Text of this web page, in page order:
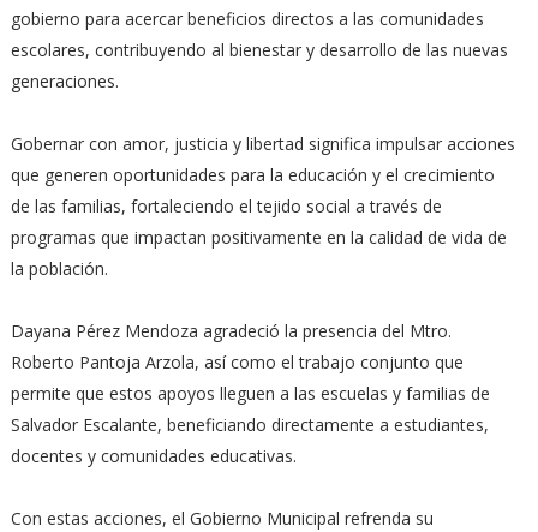
gobierno para acercar beneficios directos a las comunidades
escolares, contribuyendo al bienestar y desarrollo de las nuevas
generaciones.
Gobernar con amor, justicia y libertad significa impulsar acciones
que generen oportunidades para la educación y el crecimiento
de las familias, fortaleciendo el tejido social a través de
programas que impactan positivamente en la calidad de vida de
la población.
Dayana Pérez Mendoza agradeció la presencia del Mtro.
Roberto Pantoja Arzola, así como el trabajo conjunto que
permite que estos apoyos lleguen a las escuelas y familias de
Salvador Escalante, beneficiando directamente a estudiantes,
docentes y comunidades educativas.
Con estas acciones, el Gobierno Municipal refrenda su